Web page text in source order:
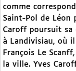
comme
Saint-Pol de Léon
Caroff poursuit sa
à Landivisiau, où
François Le
la ville. Yves